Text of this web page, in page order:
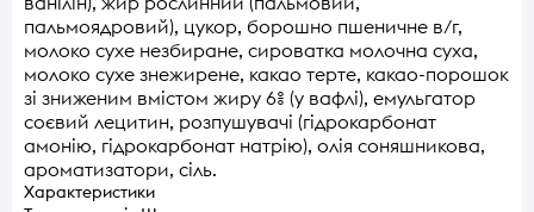
пальмоядровий), цукор, борошно пшеничне в/г,
молоко сухе незбиране, сироватка молочна суха,
молоко сухе знежирене, какао терте, какао-порошок
зі зниженим вмістом жиру 6% (у вафлі), емульгатор
соєвий лецитин, розпушувачі (гідрокарбонат
амонію, гідрокарбонат натрію), олія соняшникова,
ароматизатори, сіль.
Характеристики